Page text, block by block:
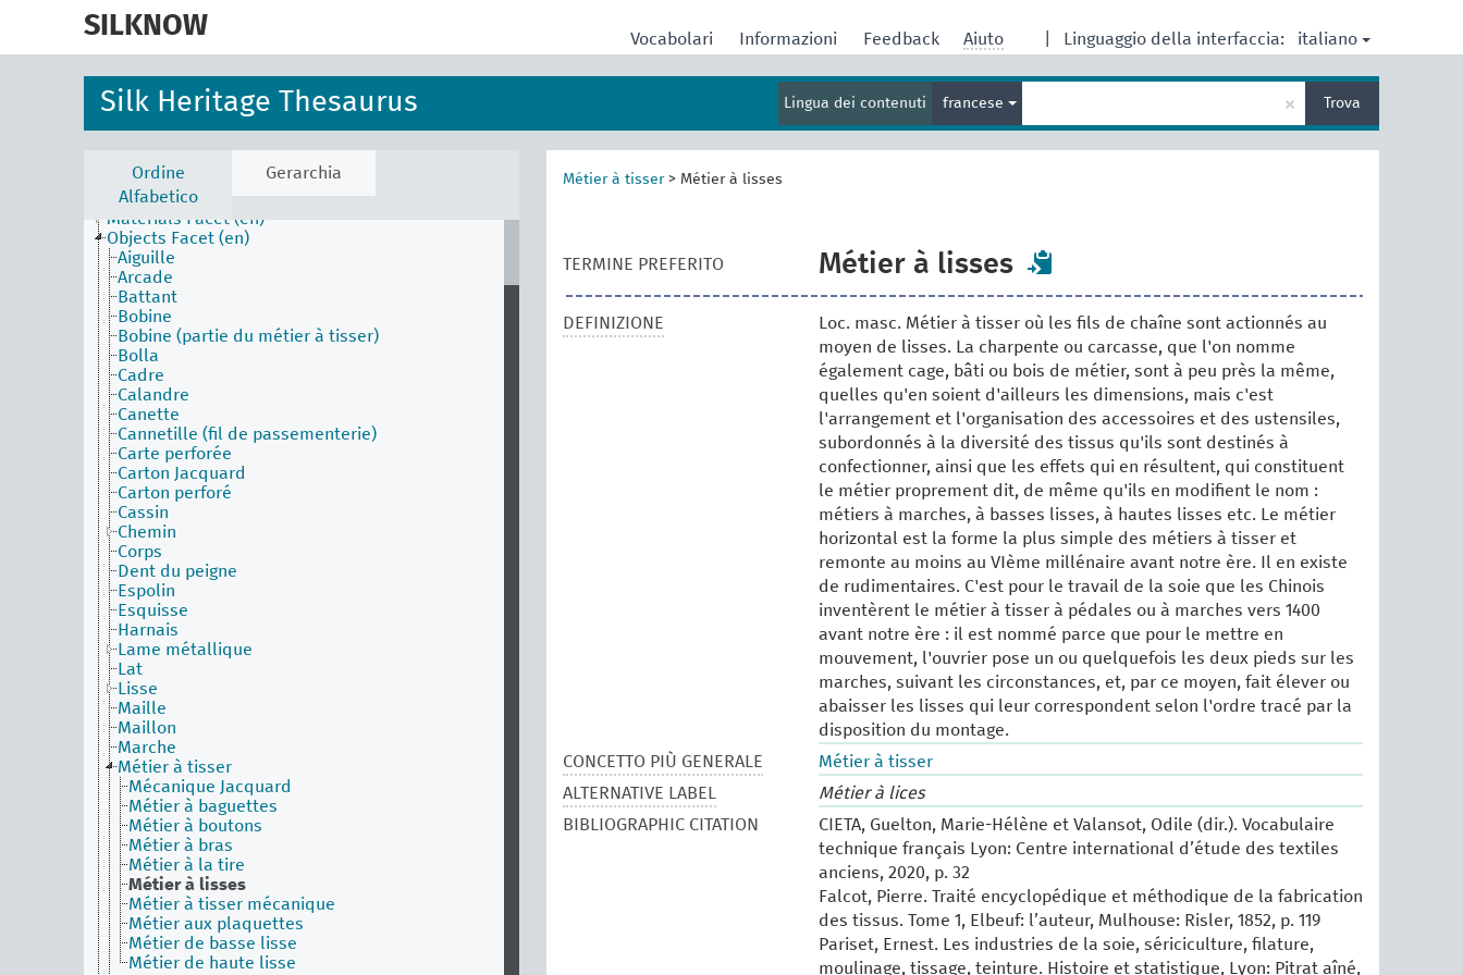
SILKNOW Linguaggio della interfaccia: italiano
Vocabolari Informazioni Feedback Aiuto
Silk Heritage Thesaurus Lingua dei contenuti francese
termine
per
× Trova
Ordine
Alfabetico
Gerarchia
Agents Facet (en)
Associated Concepts Facet (en)
Materials Facet (en)
Objects Facet (en)
Aiguille
Arcade
Battant
Bobine
Bobine (partie du métier à tisser)
Bolla
Cadre
Calandre
Canette
Cannetille (fil de passementerie)
Carte perforée
Carton Jacquard
Carton perforé
Cassin
Chemin
Corps
Dent du peigne
Espolin
Esquisse
Harnais
Lame métallique
Lat
Lisse
Maille
Maillon
Marche
Métier à tisser
Mécanique Jacquard
Métier à baguettes
Métier à boutons
Métier à bras
Métier à la tire
Métier à lisses
Métier à tisser mécanique
Métier aux plaquettes
Métier de basse lisse
Métier de haute lisse
Métier à tisser> Métier à lisses
TERMINE PREFERITO Métier à lisses
DEFINIZIONE
Loc. masc. Métier à tisser où les fils de chaîne sont actionnés au
moyen de lisses. La charpente ou carcasse, que l'on nomme
également cage, bâti ou bois de métier, sont à peu près la même,
quelles qu'en soient d'ailleurs les dimensions, mais c'est
l'arrangement et l'organisation des accessoires et des ustensiles,
subordonnés à la diversité des tissus qu'ils sont destinés à
confectionner, ainsi que les effets qui en résultent, qui constituent
le métier proprement dit, de même qu'ils en modifient le nom :
métiers à marches, à basses lisses, à hautes lisses etc. Le métier
horizontal est la forme la plus simple des métiers à tisser et
remonte au moins au VIème millénaire avant notre ère. Il en existe
de rudimentaires. C'est pour le travail de la soie que les Chinois
inventèrent le métier à tisser à pédales ou à marches vers 1400
avant notre ère : il est nommé parce que pour le mettre en
mouvement, l'ouvrier pose un ou quelquefois les deux pieds sur les
marches, suivant les circonstances, et, par ce moyen, fait élever ou
abaisser les lisses qui leur correspondent selon l'ordre tracé par la
disposition du montage.
CONCETTO PIÙ GENERALE
Métier à tisser
ALTERNATIVE LABEL
Métier à lices
BIBLIOGRAPHIC CITATION
CIETA, Guelton, Marie-Hélène et Valansot, Odile (dir.). Vocabulaire
technique français Lyon: Centre international d’étude des textiles
anciens, 2020, p. 32
Falcot, Pierre. Traité encyclopédique et méthodique de la fabrication
des tissus. Tome 1, Elbeuf: l’auteur, Mulhouse: Risler, 1852, p. 119
Pariset, Ernest. Les industries de la soie, sériciculture, filature,
moulinage, tissage, teinture. Histoire et statistique, Lyon: Pitrat aîné,